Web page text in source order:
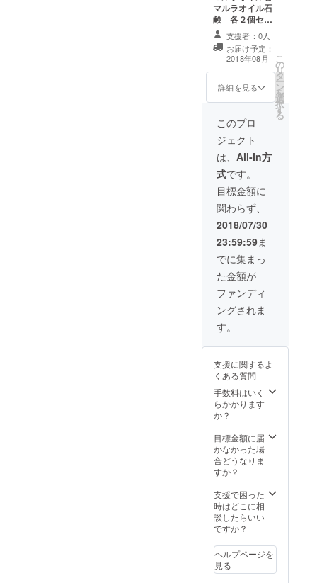
マルラオイル石
鹸 各２個セッ
ト
支援者：0人
お届け予定：
2018年08月
詳細を見る
こ
の
リ
タ
ー
ン
を
選
択
す
る
このプロ
ジェクト
は、 All-In方
式です。
目標金額に
関わらず、
2018/07/30
23:59:59ま
でに集まっ
た金額が
ファンディ
ングされま
す。
支援に関するよ
くある質問
手数料はいく
らかかります
か？
目標金額に届
かなかった場
合どうなりま
すか？
支援で困った
時はどこに相
談したらいい
ですか？
ヘルプページを
見る